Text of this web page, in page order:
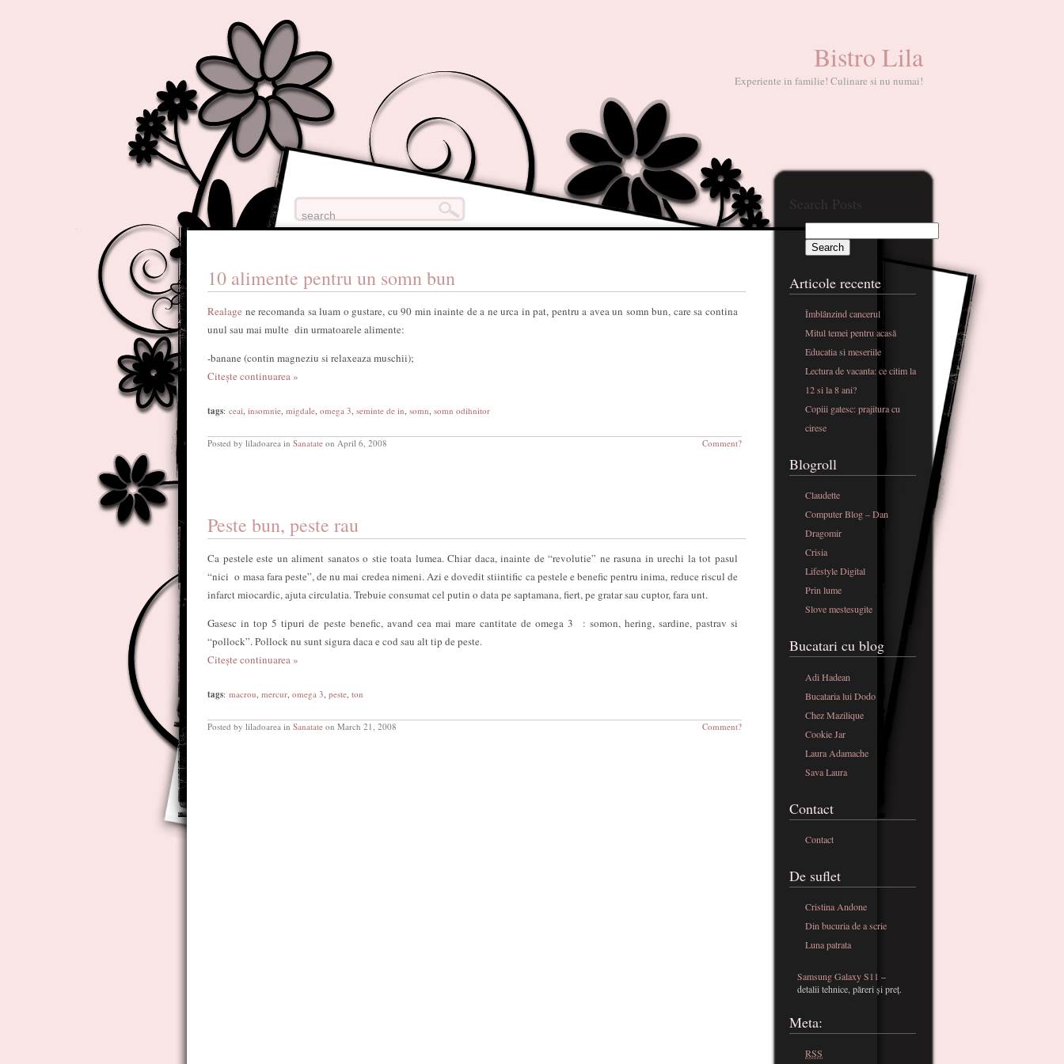
Bistro Lila
Experiente in familie! Culinare si nu numai!
10 alimente pentru un somn bun
Realage ne recomanda sa luam o gustare, cu 90 min inainte de a ne urca in pat, pentru a avea un somn bun, care sa contina
unul sau mai multe din urmatoarele alimente:
-banane (contin magneziu si relaxeaza muschii);
Citește continuarea »
tags: ceai, insomnie, migdale, omega 3, seminte de in, somn, somn odihnitor
Posted by liladoarea in Sanatate on April 6, 2008 Comment?
Peste bun, peste rau
Ca pestele este un aliment sanatos o stie toata lumea. Chiar daca, inainte de “revolutie” ne rasuna in urechi la tot pasul
“nici o masa fara peste”, de nu mai credea nimeni. Azi e dovedit stiintific ca pestele e benefic pentru inima, reduce riscul de
infarct miocardic, ajuta circulatia. Trebuie consumat cel putin o data pe saptamana, fiert, pe gratar sau cuptor, fara unt.
Gasesc in top 5 tipuri de peste benefic, avand cea mai mare cantitate de omega 3 : somon, hering, sardine, pastrav si
“pollock”. Pollock nu sunt sigura daca e cod sau alt tip de peste.
Citește continuarea »
tags: macrou, mercur, omega 3, peste, ton
Posted by liladoarea in Sanatate on March 21, 2008 Comment?
Search Posts
Articole recente
Îmblânzind cancerul
Mitul temei pentru acasă
Educatia si meseriile
Lectura de vacanta: ce citim la
12 si la 8 ani?
Copiii gatesc: prajitura cu
cirese
Blogroll
Claudette
Computer Blog – Dan
Dragomir
Crisia
Lifestyle Digital
Prin lume
Slove mestesugite
Bucatari cu blog
Adi Hadean
Bucataria lui Dodo
Chez Mazilique
Cookie Jar
Laura Adamache
Sava Laura
Contact
Contact
De suflet
Cristina Andone
Din bucuria de a scrie
Luna patrata
Samsung Galaxy S11 –
detalii tehnice, păreri și preț.
Meta:
RSS